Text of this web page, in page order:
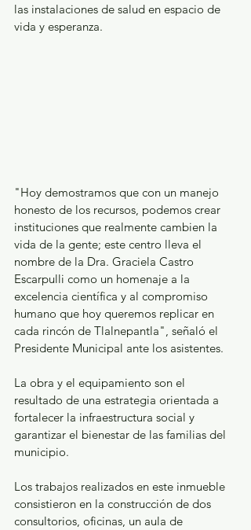
las instalaciones de salud en espacio de
vida y esperanza.
"Hoy demostramos que con un manejo
honesto de los recursos, podemos crear
instituciones que realmente cambien la
vida de la gente; este centro lleva el
nombre de la Dra. Graciela Castro
Escarpulli como un homenaje a la
excelencia científica y al compromiso
humano que hoy queremos replicar en
cada rincón de Tlalnepantla", señaló el
Presidente Municipal ante los asistentes.
La obra y el equipamiento son el
resultado de una estrategia orientada a
fortalecer la infraestructura social y
garantizar el bienestar de las familias del
municipio.
Los trabajos realizados en este inmueble
consistieron en la construcción de dos
consultorios, oficinas, un aula de